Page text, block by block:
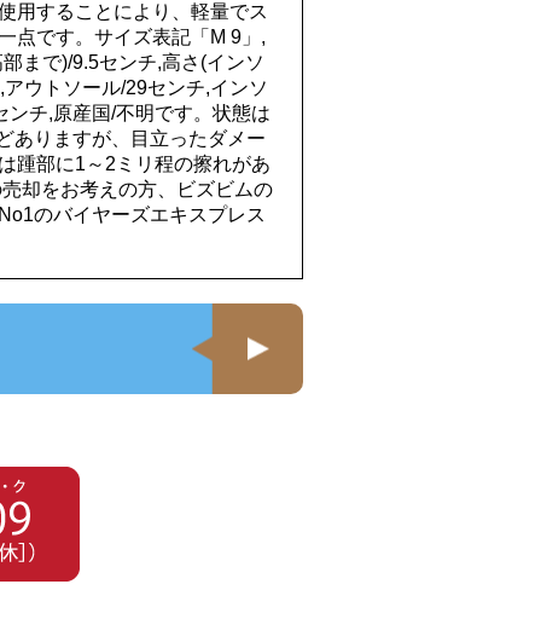
用することにより、軽量でス
点です。サイズ表記「M 9」,
まで)/9.5センチ,高さ(インソ
ウトソール/29センチ,インソ
ンチ,原産国/不明です。状態は
ありますが、目立ったダメー
踵部に1～2ミリ程の擦れがあ
却をお考えの方、ビズビムの
のバイヤーズエキスプレス